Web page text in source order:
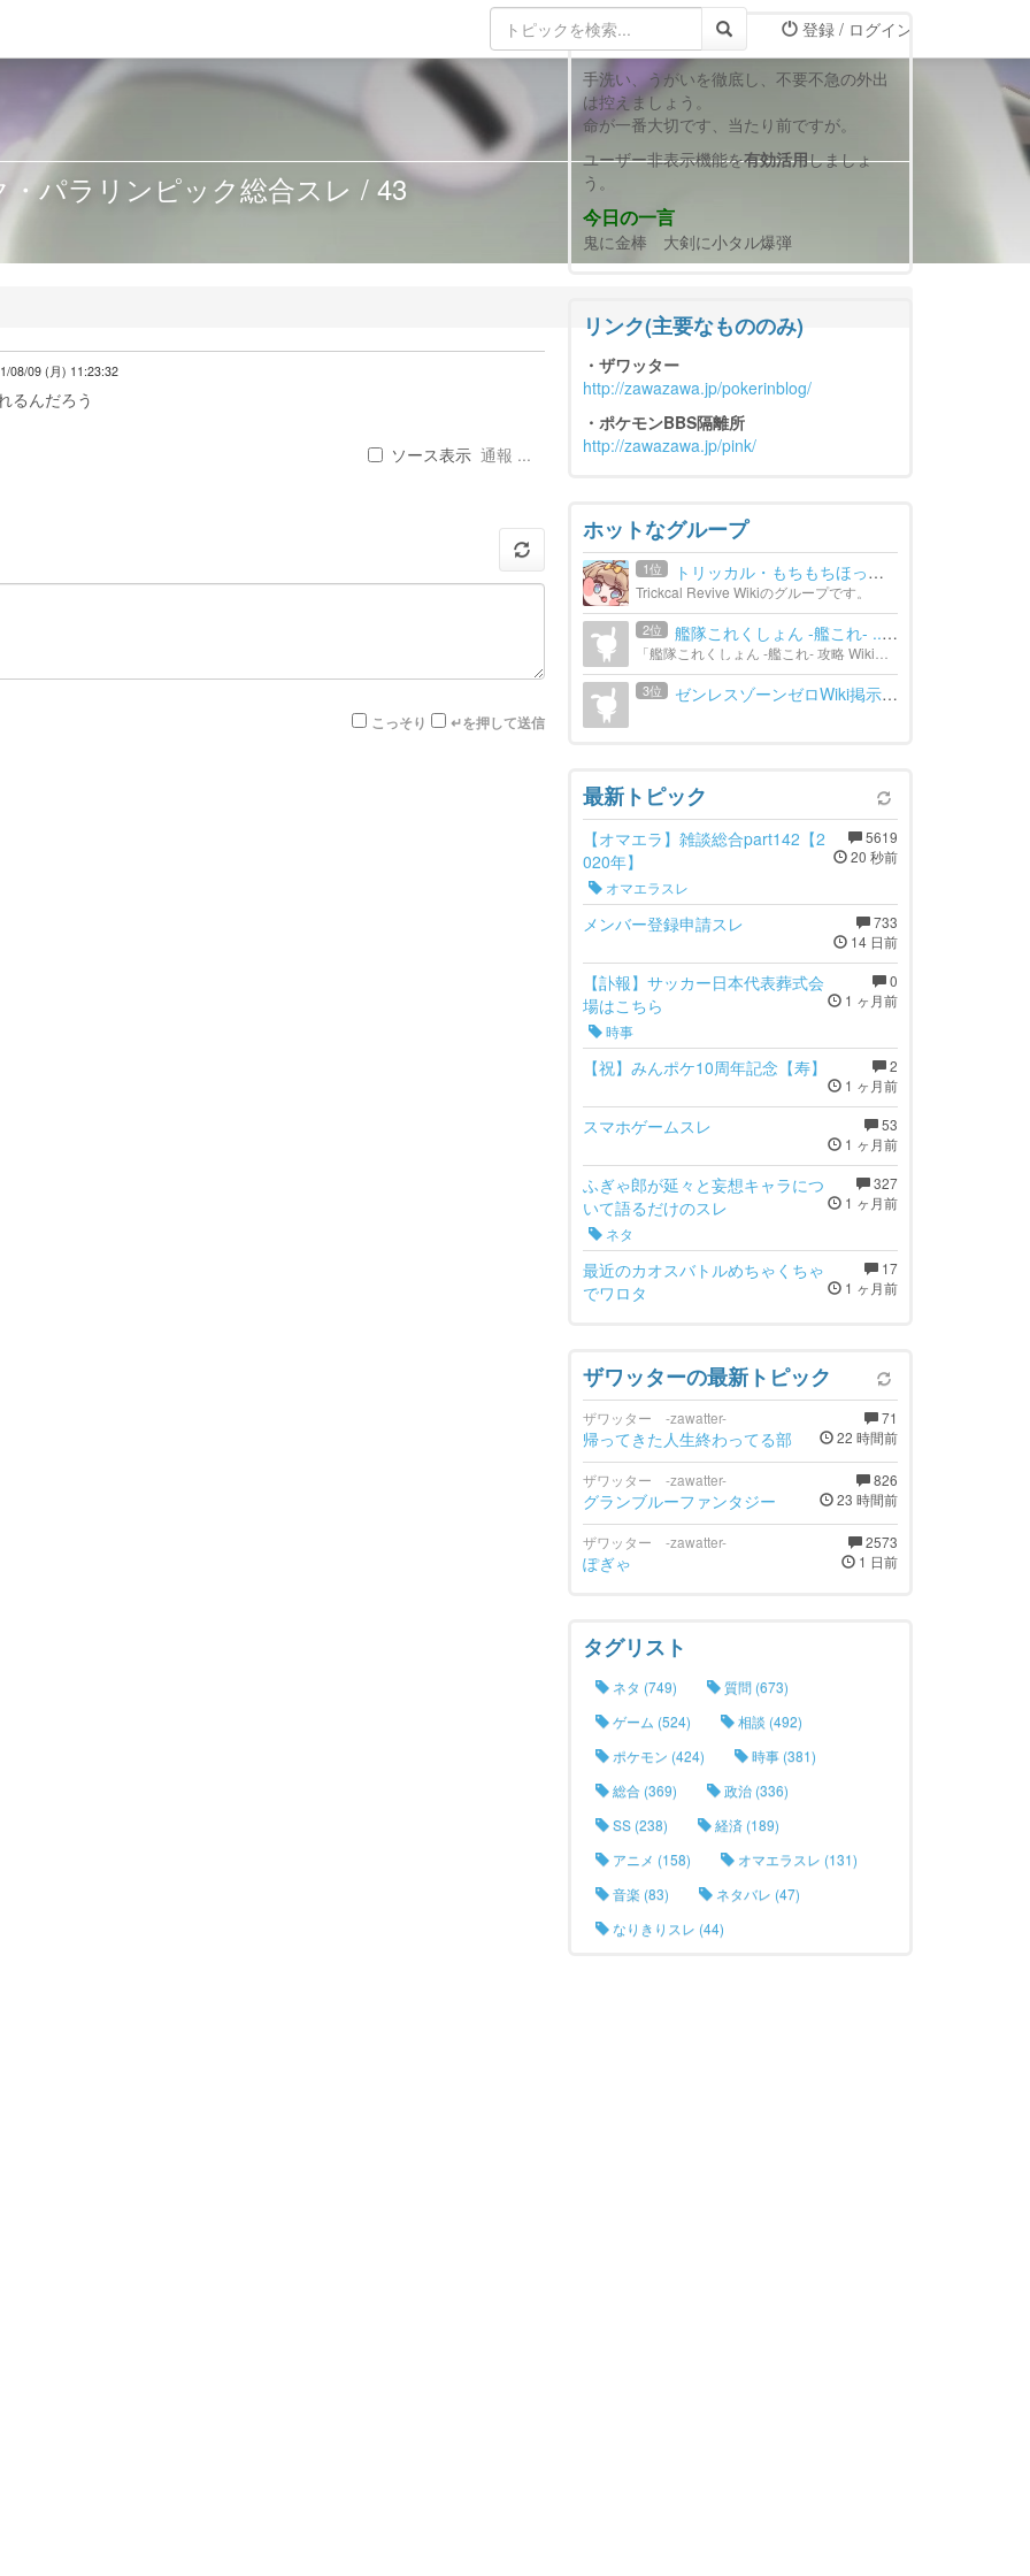
登録 / ログイン
パラリンピック総合スレ / 43
08/09 (月) 11:23:32
るんだろう
ソース表示 通報 ...
こっそり ↵を押して送信
☆お知らせ欄☆
手洗い、うがいを徹底し、不要不急の外出
は控えましょう。
命が一番大切です、当たり前ですが。
ユーザー非表示機能を有効活用しましょ
う。
今日の一言
鬼に金棒 大剣に小タル爆弾
リンク(主要なもののみ)
・ザワッター
http://zawazawa.jp/pokerinblog/
・ポケモンBBS隔離所
http://zawazawa.jp/pink/
ホットなグループ
1位 トリッカル・もちもちほっぺ...
Trickcal Revive Wikiのグループです。
2位 艦隊これくしょん -艦これ- ...
3位 ゼンレスゾーンゼロWiki掲示板
最新トピック
5619
20 秒前
【オマエラ】雑談総合part142【2
020年】
オマエラスレ
733
14 日前
メンバー登録申請スレ
0
1 ヶ月前
【訃報】サッカー日本代表葬式会
場はこちら
時事
2
1 ヶ月前
【祝】みんポケ10周年記念【寿】
53
1 ヶ月前
スマホゲームスレ
327
1 ヶ月前
ふぎゃ郎が延々と妄想キャラにつ
いて語るだけのスレ
ネタ
17
1 ヶ月前
最近のカオスバトルめちゃくちゃ
でワロタ
ザワッターの最新トピック
71
22 時間前
ザワッター -zawatter-
帰ってきた人生終わってる部
826
23 時間前
ザワッター -zawatter-
グランブルーファンタジー
2573
1 日前
ザワッター -zawatter-
ぽぎゃ
タグリスト
ネタ (749)
質問 (673)
ゲーム (524)
相談 (492)
ポケモン (424)
時事 (381)
総合 (369)
政治 (336)
SS (238)
経済 (189)
アニメ (158)
オマエラスレ (131)
音楽 (83)
ネタバレ (47)
なりきりスレ (44)